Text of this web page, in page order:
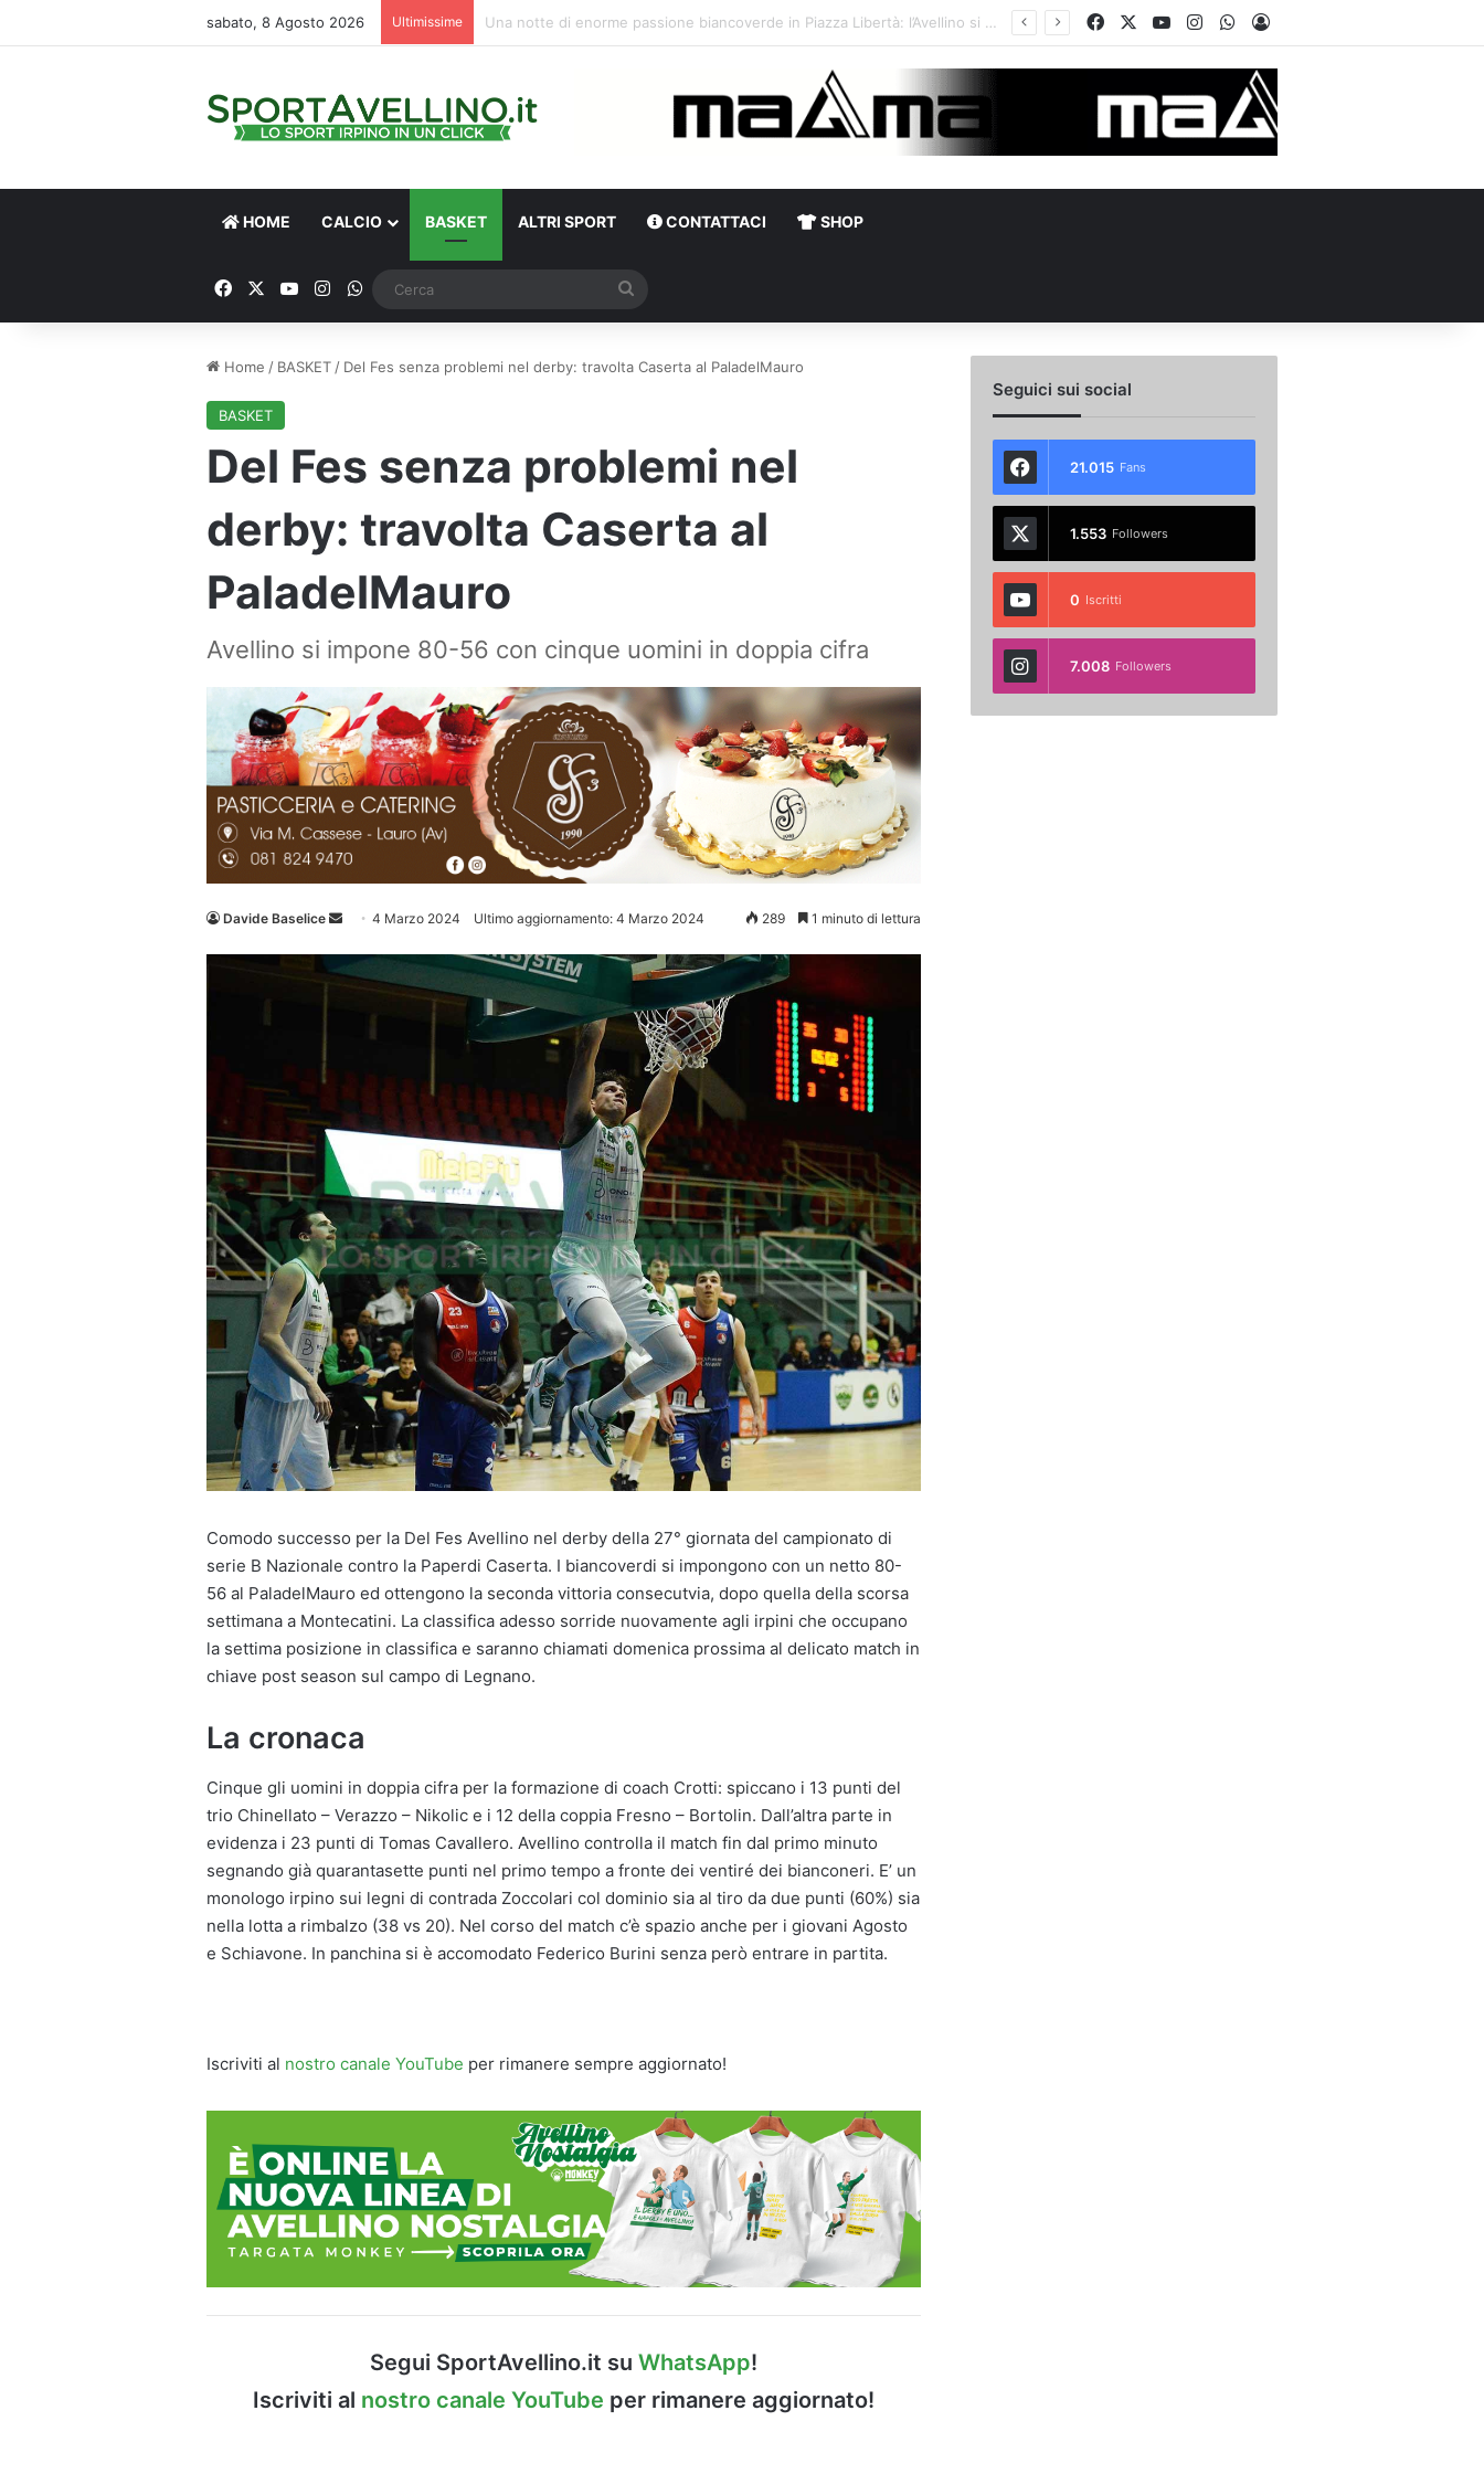
sabato, 8 Agosto 2026 Ultimissime D’Agostino e Nesta: “Che questa passione ci accompagni durante la stagione”. Su mercato e stadio… FacebookYou TubeInstagramWhatsApp
Accedi
HOME CALCIO BASKET ALTRI SPORT CONTATTACI SHOP
FacebookYou TubeInstagram
WhatsApp
Home / BASKET / Del Fes senza problemi nel derby: travolta Caserta al PaladelMauro
BASKET
Del Fes senza problemi nel
derby: travolta Caserta al
PaladelMauro
Avellino si impone 80-56 con cinque uomini in doppia cifra
Davide Baselice
Invia 4 Marzo 2024 Ultimo aggiornamento: 4 Marzo 2024 289 1 minuto di lettura
Comodo successo per la Del Fes Avellino nel derby della 27° giornata del campionato di
serie B Nazionale contro la Paperdi Caserta. I biancoverdi si impongono con un netto 80-
56 al PaladelMauro ed ottengono la seconda vittoria consecutvia, dopo quella della scorsa
settimana a Montecatini. La classifica adesso sorride nuovamente agli irpini che occupano
la settima posizione in classifica e saranno chiamati domenica prossima al delicato match in
chiave post season sul campo di Legnano.
La cronaca
Cinque gli uomini in doppia cifra per la formazione di coach Crotti: spiccano i 13 punti del
trio Chinellato – Verazzo – Nikolic e i 12 della coppia Fresno – Bortolin. Dall’altra parte in
evidenza i 23 punti di Tomas Cavallero. Avellino controlla il match fin dal primo minuto
segnando già quarantasette punti nel primo tempo a fronte dei ventiré dei bianconeri. E’ un
monologo irpino sui legni di contrada Zoccolari col dominio sia al tiro da due punti (60%) sia
nella lotta a rimbalzo (38 vs 20). Nel corso del match c’è spazio anche per i giovani Agosto
e Schiavone. In panchina si è accomodato Federico Burini senza però entrare in partita.
Iscriviti al nostro canale YouTube per rimanere sempre aggiornato!
Segui SportAvellino.it su WhatsApp!
Iscriviti al nostro canale YouTube per rimanere aggiornato!
Seguici sui social
21.015 Fans
1.553 Followers
0 Iscritti
7.008 Followers